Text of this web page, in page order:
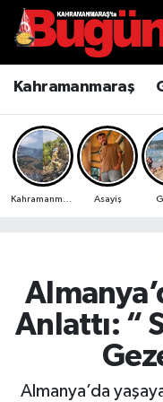
Kahramanmaraş
Asayiş
Anlattı: “
Almanya’da
Bilim ve
Çevre
Ekonomi
Güncel
Süper Lig Puan
Tüm Manşetler
Son Dakika
Haber Arşivi